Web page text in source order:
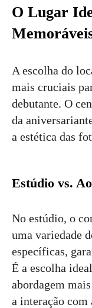
O Lugar
A escolha do
mais cruciais
debutante. O
da
a estética das
Estúdio vs.
No estúdio, o
uma variedade
específicas,
É a escolha
abordagem
a interação com